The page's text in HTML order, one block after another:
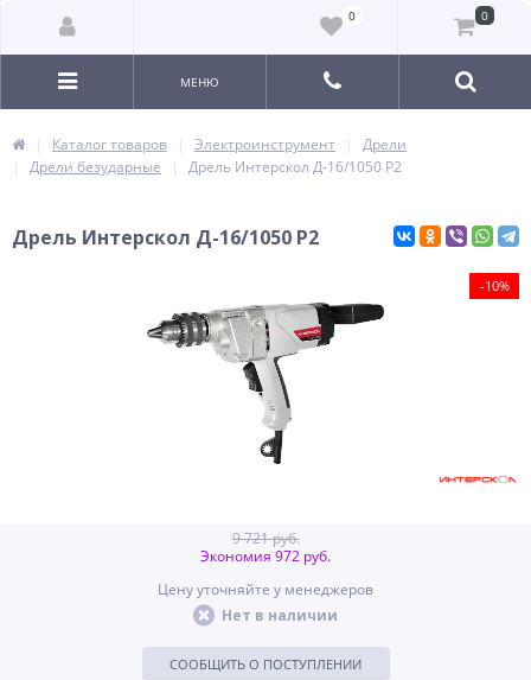
0 0
МЕНЮ
Каталог товаров Электроинструмент
Дрели
Дрели безударные
Дрель Интерскол Д-16/1050 Р2
Дрель Интерскол Д-16/1050 Р2
-10%
9 721 руб.
Экономия 972 руб.
Цену уточняйте у менеджеров
Нет в наличии
СООБЩИТЬ О ПОСТУПЛЕНИИ